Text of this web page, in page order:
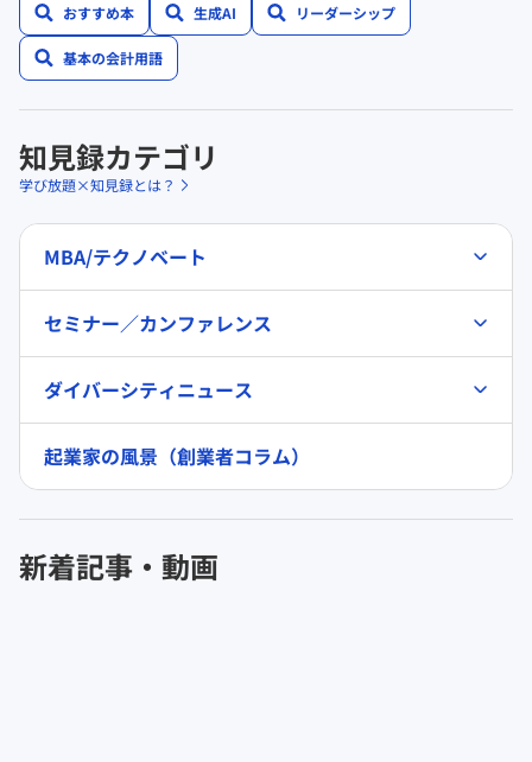
おすすめ本 生成AI リーダーシップ
基本の会計用語
知見録カテゴリ
学び放題×知見録とは？
MBA/テクノベート
セミナー／カンファレンス
ダイバーシティニュース
起業家の風景（創業者コラム）
新着記事・動画